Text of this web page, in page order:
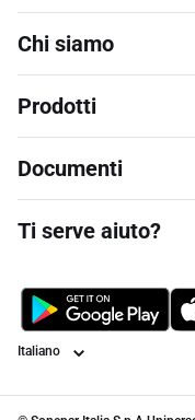
Chi siamo
Prodotti
Documenti
Ti serve aiuto?
Lingua